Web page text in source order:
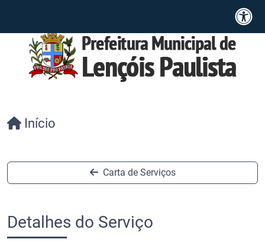
Início
Carta de Serviços
Detalhes do Serviço